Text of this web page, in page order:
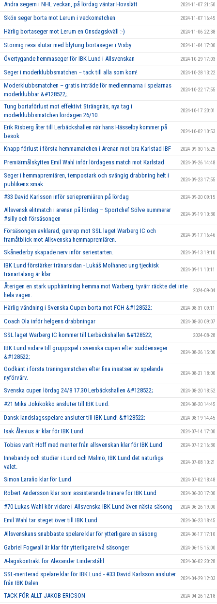
Andra segern i NHL veckan, på lördag väntar Hovslätt 2024-11-07 21:50
Skön seger borta mot Lerum i veckomatchen 2024-11-07 16:45
Härlig bortaseger mot Lerum en Onsdagskväll :-) 2024-11-06 22:38
Stormig resa slutar med blytung bortaseger i Visby 2024-11-04 17:00
Övertygande hemmaseger för IBK Lund i Allsvenskan 2024-10-29 17:03
Seger i moderklubbsmatchen – tack till alla som kom! 2024-10-28 13:22
Moderklubbsmatchen – gratis inträde för medlemmarna i spelarnas
moderklubbar &#128522;.
2024-10-22 17:55
Tung bortaförlust mot effektivt Strängnäs, nya tag i
moderklubbsmatchen lördagen 26/10.
2024-10-17 20:01
Erik Risberg åter till Lerbäckshallen när hans Hässelby kommer på
besök
2024-10-02 10:53
Knapp förlust i första hemmamatchen i Arenan mot bra Karlstad IBF 2024-09-30 16:25
Premiärmålskytten Emil Wahl inför lördagens match mot Karlstad 2024-09-26 14:48
Seger i hemmapremiären, tempostark och svängig drabbning helt i
publikens smak.
2024-09-23 17:55
#33 David Karlsson inför seriepremiären på lördag 2024-09-20 09:15
Allsvensk elitmatch i arenan på lördag – Sportchef Sölve summerar
#silly och försäsongen
2024-09-19 10:30
Försäsongen avklarad, genrep mot SSL laget Warberg IC och
framåtblick mot Allsvenska hemmapremiären.
2024-09-17 16:46
Skånederby skapade nerv inför seriestarten. 2024-09-13 19:10
IBK Lund förstärker tränarsidan - Lukáš Molhanec ung tjeckisk
tränartalang är klar
2024-09-11 10:11
Återigen en stark upphämtning hemma mot Warberg, tyvärr räckte det inte
hela vägen.
2024-09-04
Härlig vändning i Svenska Cupen borta mot FCH &#128522; 2024-08-31 09:11
Coach Ola inför helgens drabbningar 2024-08-30 09:07
SSL laget Warberg IC kommer till Lerbäckshallen &#128522; 2024-08-28
IBK Lund vidare till gruppspel i svenska cupen efter suddenseger
&#128522;
2024-08-26 15:00
Godkänt i första träningsmatchen efter fina insatser av spelande
nyförvärv.
2024-08-21 18:00
Svenska cupen lördag 24/8 17.30 Lerbäckshallen &#128522; 2024-08-20 18:52
#21 Mika Jokikokko ansluter till IBK Lund. 2024-08-20 14:45
Dansk landslagsspelare ansluter till IBK Lund! &#128522; 2024-08-19 14:45
Isak Ålenius är klar för IBK Lund 2024-07-14 17:00
Tobias van’t Hoff med meriter från allsvenskan klar för IBK Lund 2024-07-12 16:30
Innebandy och studier i Lund och Malmö, IBK Lund det naturliga
valet.
2024-07-08 10:21
Simon Laraño klar för Lund 2024-07-02 18:48
Robert Andersson klar som assisterande tränare för IBK Lund 2024-06-30 17:00
#70 Lukas Wahl kör vidare i Allsvenska IBK Lund även nästa säsong 2024-06-26 19:00
Emil Wahl tar steget över till IBK Lund 2024-06-23 18:45
Allsvenskans snabbaste spelare klar för ytterligare en säsong 2024-06-17 17:10
Gabriel Fogwall är klar för ytterligare två säsonger 2024-06-15 15:00
A-lagskontrakt för Alexander Linderståhl 2024-06-02 20:28
SSL-meriterad spelare klar för IBK Lund - #33 David Karlsson ansluter
från IBK Dalen
2024-04-29 12:03
TACK FÖR ALLT JAKOB ERICSON 2024-04-26 12:18